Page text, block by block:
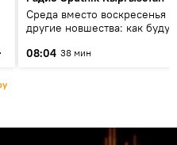
Среда вместо воскресенья и
другие новшества: как будут
08:04 38 мин